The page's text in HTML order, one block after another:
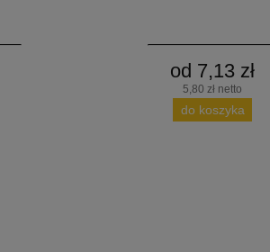
od 7,13 zł
5,80 zł netto
do koszyka